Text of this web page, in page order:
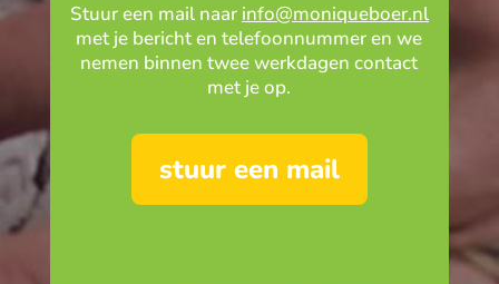
Stuur een mail naar info@moniqueboer.nl
met je bericht en telefoonnummer en we
nemen binnen twee werkdagen contact
met je op.
stuur een mail